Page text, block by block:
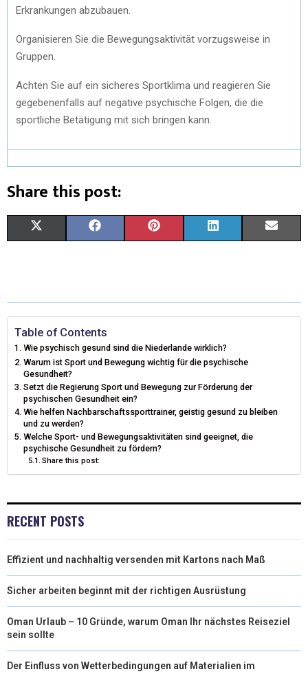
Erkrankungen abzubauen.
Organisieren Sie die Bewegungsaktivität vorzugsweise in
Gruppen.
Achten Sie auf ein sicheres Sportklima und reagieren Sie
gegebenenfalls auf negative psychische Folgen, die die
sportliche Betätigung mit sich bringen kann.
Share this post:
W
T
T
E
R
)
E
O
K
T
R
K
D
I
Table of Contents
Wie psychisch gesund sind die Niederlande wirklich?
Warum ist Sport und Bewegung wichtig für die psychische
Gesundheit?
Setzt die Regierung Sport und Bewegung zur Förderung der
psychischen Gesundheit ein?
Wie helfen Nachbarschaftssporttrainer, geistig gesund zu bleiben
und zu werden?
Welche Sport- und Bewegungsaktivitäten sind geeignet, die
psychische Gesundheit zu fördern?
Share this post:
RECENT POSTS
Effizient und nachhaltig versenden mit Kartons nach Maß
Sicher arbeiten beginnt mit der richtigen Ausrüstung
Oman Urlaub – 10 Gründe, warum Oman Ihr nächstes Reiseziel
sein sollte
Der Einfluss von Wetterbedingungen auf Materialien im